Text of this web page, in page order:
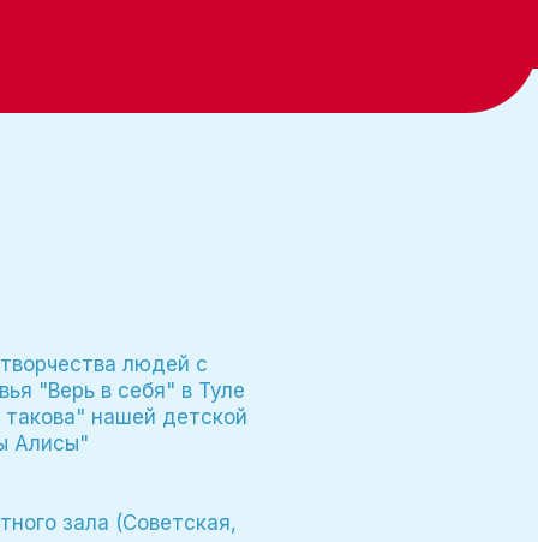
людей с
"Верь в себя" в Туле
нашей детской
Алисы"
зала (Советская,